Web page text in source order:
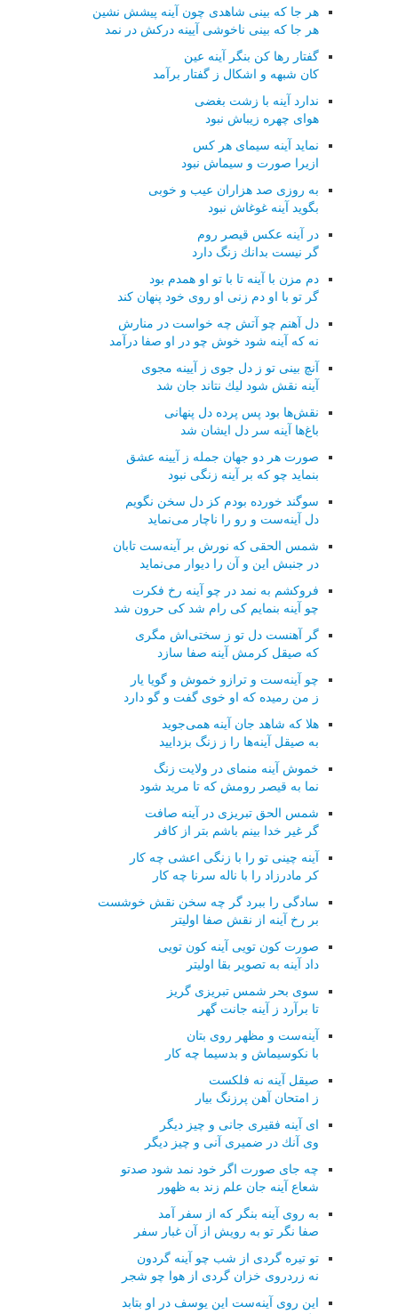
هر جا كه بینی شاهدی چون آینه پیشش نشین
هر جا كه بینی ناخوشی آیینه دركش در نمد
گفتار رها كن بنگر آینه عین
كان شبهه و اشكال ز گفتار برآمد
ندارد آینه با زشت بغضی
هوای چهره زیباش نبود
نماید آینه سیمای هر كس
ازیرا صورت و سیماش نبود
به روزی صد هزاران عیب و خوبی
بگوید آینه غوغاش نبود
در آینه عكس قیصر روم
گر نیست بدانك زنگ دارد
دم مزن با آینه تا با تو او همدم بود
گر تو با او دم زنی او روی خود پنهان كند
دل آهنم چو آتش چه خواست در منارش
نه كه آینه شود خوش چو در او صفا درآمد
آنچ بینی تو ز دل جوی ز آیینه مجوی
آینه نقش شود لیك نتاند جان شد
نقش‌ها بود پس پرده دل پنهانی
باغ‌ها آینه سر دل ایشان شد
صورت هر دو جهان جمله ز آیینه عشق
بنماید چو كه بر آینه زنگی نبود
سوگند خورده بودم كز دل سخن نگویم
دل آینه‌ست و رو را ناچار می‌نماید
شمس الحقی كه نورش بر آینه‌ست تابان
در جنبش این و آن را دیوار می‌نماید
فروكشم به نمد در چو آینه رخ فكرت
چو آینه بنمایم كی رام شد كی حرون شد
گر آهنست دل تو ز سختی‌اش مگری
كه صیقل كرمش آینه صفا سازد
چو آینه‌ست و ترازو خموش و گویا یار
ز من رمیده كه او خوی گفت و گو دارد
هلا كه شاهد جان آینه همی‌جوید
به صیقل آینه‌ها را ز زنگ بزدایید
خموش آینه منمای در ولایت زنگ
نما به قیصر رومش كه تا مرید شود
شمس الحق تبریزی در آینه صافت
گر غیر خدا بینم باشم بتر از كافر
آینه چینی تو را با زنگی اعشی چه كار
كر مادرزاد را با ناله سرنا چه كار
سادگی را ببرد گر چه سخن نقش خوشست
بر رخ آینه از نقش صفا اولیتر
صورت كون تویی آینه كون تویی
داد آینه به تصویر بقا اولیتر
سوی بحر شمس تبریزی گریز
تا برآرد ز آینه جانت گهر
آینه‌ست و مظهر روی بتان
با نكوسیماش و بدسیما چه كار
صیقل آینه نه فلكست
ز امتحان آهن پرزنگ بیار
ای آینه فقیری جانی و چیز دیگر
وی آنك در ضمیری آنی و چیز دیگر
چه جای صورت اگر خود نمد شود صدتو
شعاع آینه جان علم زند به ظهور
به روی آینه بنگر كه از سفر آمد
صفا نگر تو به رویش از آن غبار سفر
تو تیره گردی از شب چو آینه گردون
نه زردروی خزان گردی از هوا چو شجر
این روی آینه‌ست این یوسف در او بتابد